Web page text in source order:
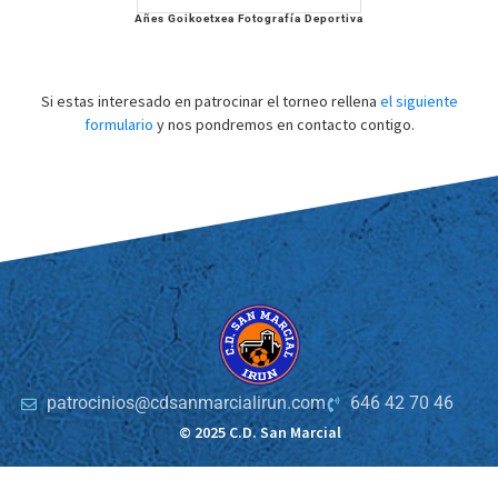
Añes Goikoetxea Fotografía Deportiva
Si estas interesado en patrocinar el torneo rellena el siguiente
formulario y nos pondremos en contacto contigo.
patrocinios@cdsanmarcialirun.com
646 42 70 46
© 2025 C.D. San Marcial